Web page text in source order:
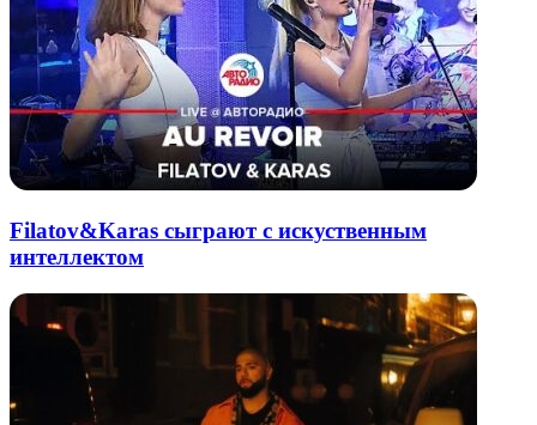
Filatov&Karas сыграют с искуственным
интеллектом